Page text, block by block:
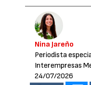
Nina Jareño
Periodista
Interempresas
24/07/2026